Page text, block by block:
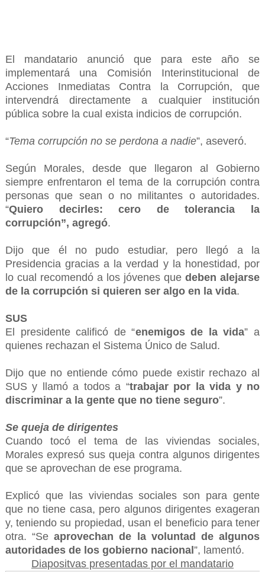
El mandatario anunció que para este año se
implementará una Comisión Interinstitucional de
Acciones Inmediatas Contra la Corrupción, que
intervendrá directamente a cualquier institución
pública sobre la cual exista indicios de corrupción.
“Tema corrupción no se perdona a nadie”, aseveró.
Según Morales, desde que llegaron al Gobierno
siempre enfrentaron el tema de la corrupción contra
personas que sean o no militantes o autoridades.
“Quiero decirles: cero de tolerancia la
corrupción”, agregó.
Dijo que él no pudo estudiar, pero llegó a la
Presidencia gracias a la verdad y la honestidad, por
lo cual recomendó a los jóvenes quedeben alejarse
de la corrupción si quieren ser algo en la vida.
SUS
El presidente calificó de “enemigos de la vida” a
quienes rechazan el Sistema Único de Salud.
Dijo que no entiende cómo puede existir rechazo al
SUS y llamó a todos a “trabajar por la vida y no
discriminar a la gente que no tiene seguro”.
Se queja de dirigentes
Cuando tocó el tema de las viviendas sociales,
Morales expresó sus queja contra algunos dirigentes
que se aprovechan de ese programa.
Explicó que las viviendas sociales son para gente
que no tiene casa, pero algunos dirigentes exageran
y, teniendo su propiedad, usan el beneficio para tener
otra. “Se aprovechan de la voluntad de algunos
autoridades de los gobierno nacional ”, lamentó.
Diapositvas presentadas por el mandatario